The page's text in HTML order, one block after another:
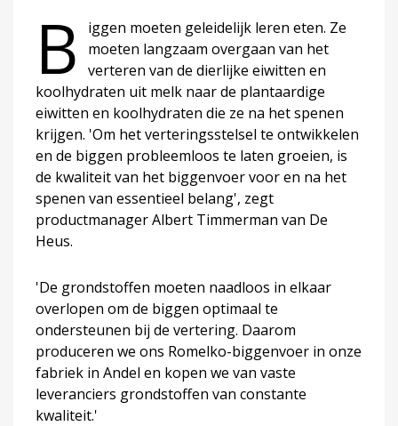
B
iggen moeten geleidelijk leren eten. Ze
moeten langzaam overgaan van het
verteren van de dierlijke eiwitten en
koolhydraten uit melk naar de plantaardige
eiwitten en koolhydraten die ze na het spenen
krijgen. 'Om het verteringsstelsel te ontwikkelen
en de biggen probleemloos te laten groeien, is
de kwaliteit van het biggenvoer voor en na het
spenen van essentieel belang', zegt
productmanager Albert Timmerman van De
Heus.
'De grondstoffen moeten naadloos in elkaar
overlopen om de biggen optimaal te
ondersteunen bij de vertering. Daarom
produceren we ons Romelko-biggenvoer in onze
fabriek in Andel en kopen we van vaste
leveranciers grondstoffen van constante
kwaliteit.'